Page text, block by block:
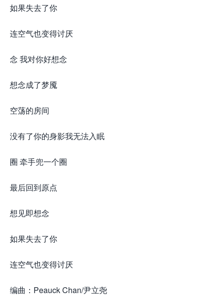
如果失去了你
连空气也变得讨厌
念 我对你好想念
想念成了梦魇
空荡的房间
没有了你的身影我无法入眠
圈 牵手兜一个圈
最后回到原点
想见即想念
如果失去了你
连空气也变得讨厌
编曲：Peauck Chan/尹立尧